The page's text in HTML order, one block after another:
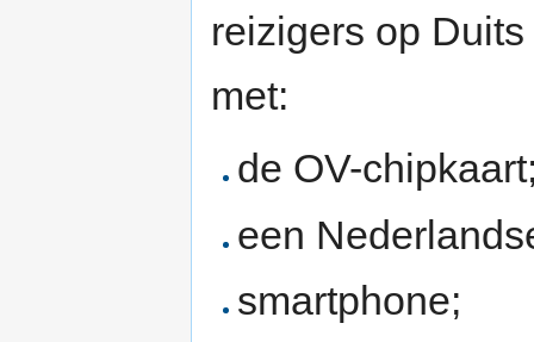
reizigers op
met:
de OV-
een
smartphone;